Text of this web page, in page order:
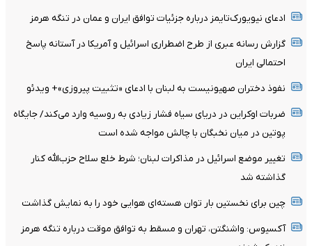
ادعای نیویورک‌تایمز درباره جزئیات توافق ایران و عمان در تنگه هرمز
گزارش رسانه عبری از طرح اضطراری اسرائیل و آمریکا در آستانه پاسخ
احتمالی ایران
نفوذ دختران صهیونیست به لبنان با ادعای «تثبیت پیروزی»+ ویدئو
ضربات اوکراین در دریای سیاه فشار زیادی به روسیه وارد می‌کند/ جایگاه
پوتین در میان نخبگان با چالش مواجه شده است
تغییر موضع اسرائیل در مذاکرات لبنان؛ شرط خلع سلاح حزب‌الله کنار
گذاشته شد
چین برای نخستین بار توان هسته‌ای هوایی خود را به نمایش گذاشت
آکسیوس: واشنگتن، تهران و مسقط به توافق موقت درباره تنگه هرمز